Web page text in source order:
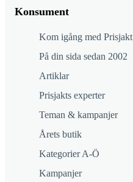
Konsument
Kom igång med Prisjakt
På din sida sedan 2002
Artiklar
Prisjakts experter
Teman & kampanjer
Årets butik
Kategorier A-Ö
Kampanjer